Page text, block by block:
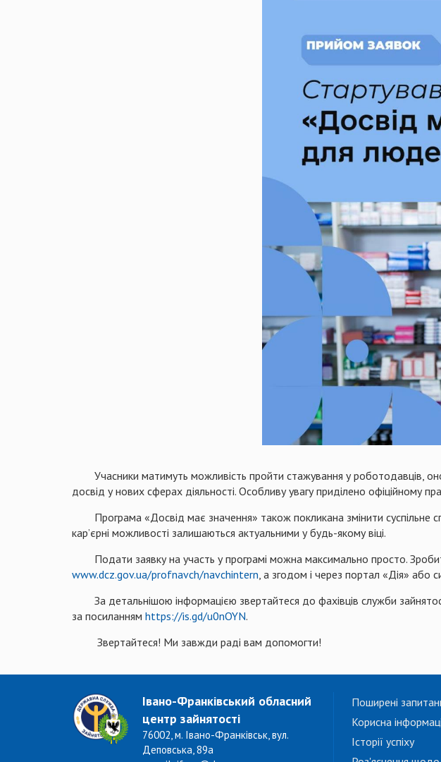
Учасники матимуть можливість пройти стажування у роботодавців,
досвід у нових сферах діяльності. Особливу увагу приділено офіційному
Програма «Досвід має значення» також покликана змінити суспільне
кар’єрні можливості залишаються актуальними у будь-якому віці.
Подати заявку на участь у програмі можна максимально просто.
www.dcz.gov.ua/profnavch/navchintern, а згодом і через портал «Дія» або
За детальнішою інформацією звертайтеся до фахівців служби
за посиланням https://is.gd/u0nOYN.
Звертайтеся! Ми завжди раді вам допомогти!
Івано-Франківський обласний
центр зайнятості
76002, м. Івано-Франківськ, вул.
Деповська, 89а
Поширені
Корисна
Історії успіху